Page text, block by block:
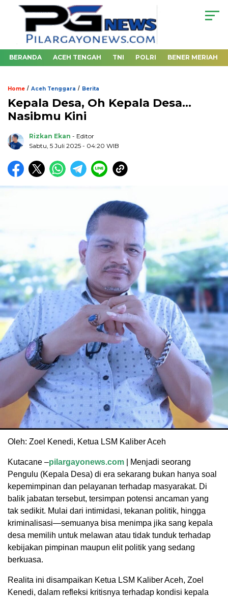
BERANDA ACEH TENGAH TNI POLRI BENER MERIAH
Home / Aceh Tenggara / Berita
Kepala Desa, Oh Kepala Desa…
Nasibmu Kini
Rizkan Ekan - Editor
Sabtu, 5 Juli 2025 - 04:20 WIB
Oleh: Zoel Kenedi, Ketua LSM Kaliber Aceh
Kutacane –pilargayonews.com | Menjadi seorang
Pengulu (Kepala Desa) di era sekarang bukan hanya soal
kepemimpinan dan pelayanan terhadap masyarakat. Di
balik jabatan tersebut, tersimpan potensi ancaman yang
tak sedikit. Mulai dari intimidasi, tekanan politik, hingga
kriminalisasi—semuanya bisa menimpa jika sang kepala
desa memilih untuk melawan atau tidak tunduk terhadap
kebijakan pimpinan maupun elit politik yang sedang
berkuasa.
Realita ini disampaikan Ketua LSM Kaliber Aceh, Zoel
Kenedi, dalam refleksi kritisnya terhadap kondisi kepala